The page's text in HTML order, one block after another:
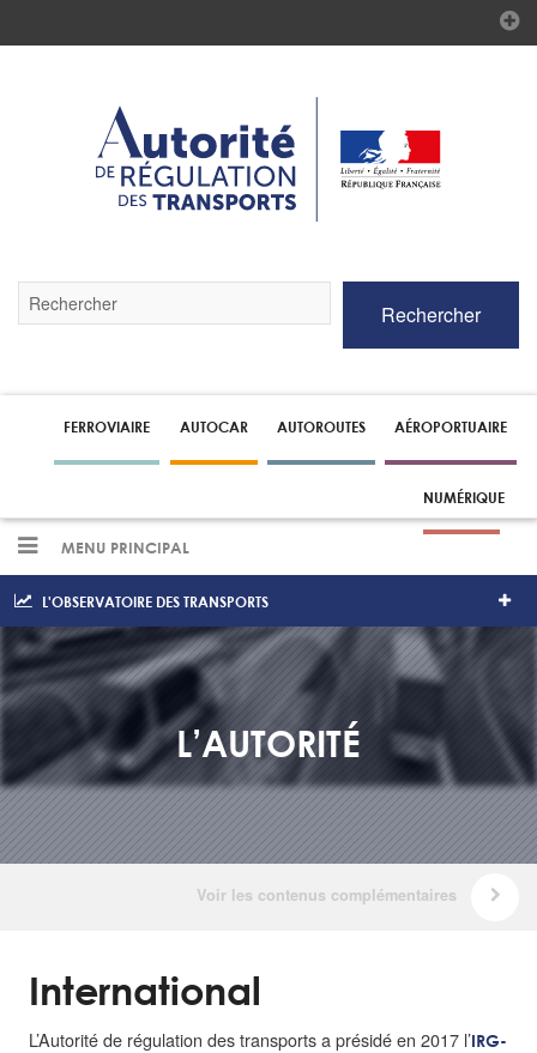
par
pour
recherche
Rechercher
FERROVIAIRE AUTOCAR AUTOROUTES AÉROPORTUAIRE
NUMÉRIQUE
MENU PRINCIPAL
L'OBSERVATOIRE DES TRANSPORTS
L’AUTORITÉ
International
L’Autorité de régulation des transports a présidé en 2017 l’ IRG-